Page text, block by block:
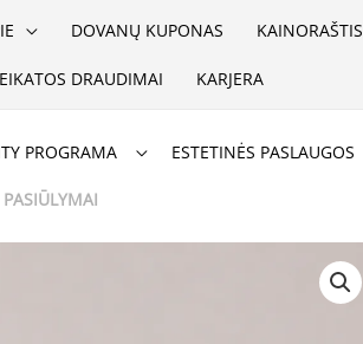
DOVANŲ KUPONAS KAINORAŠTIS
DRAUDIMAI KARJERA
PROGRAMA ESTETINĖS PASLAUGOS
PASIŪLYMAI